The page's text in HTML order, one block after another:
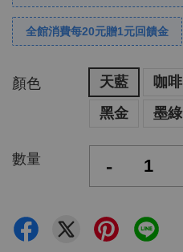
全館消費每20元贈1元回饋金
顏色 天藍 咖啡
黑金
墨綠
數量 -